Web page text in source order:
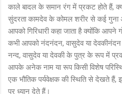
काले बादल के समान रंग में प्रकट होते हैं,
सुंदरता कामदेव के कोमल शरीर से कई
आपको गिरिधारी कहा जाता है क्योंकि आपने
कभी आपको नंदनंदन, वासुदेव या देवकीनंदन
नन्द, वासुदेव या देवकी के पुत्र के रूप में
आपके अनेक नाम या रूप किसी विशेष
एक भौतिक पर्यवेक्षक की स्थिति से देखते
पर ध्यान देते हैं।